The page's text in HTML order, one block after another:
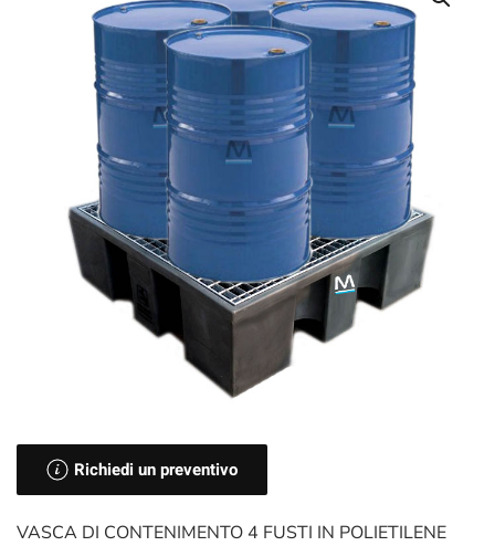
Richiedi un preventivo
VASCA DI CONTENIMENTO 4 FUSTI IN POLIETILENE